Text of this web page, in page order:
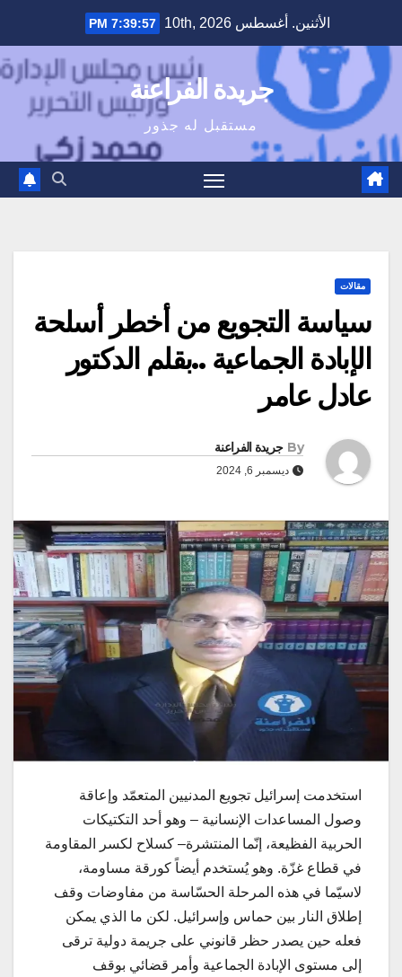
content
الأثنين. أغسطس 10th, 2026 7:39:58 PM
جريدة الفراعنة
مستقبل له جذور
مقالات
سياسة التجويع من أخطر أسلحة
الإبادة الجماعية ..بقلم الدكتور
عادل عامر
By جريدة الفراعنة
ديسمبر 6, 2024
استخدمت إسرائيل تجويع المدنيين المتعمّد وإعاقة
وصول المساعدات الإنسانية – وهو أحد التكتيكات
الحربية الفظيعة، إنّما المنتشرة– كسلاح لكسر المقاومة
في قطاع غزّة. وهو يُستخدم أيضاً كورقة مساومة،
لاسيّما في هذه المرحلة الحسّاسة من مفاوضات وقف
إطلاق النار بين حماس وإسرائيل. لكن ما الذي يمكن
فعله حين يصدر حظر قانوني على جريمة دولية ترقى
إلى مستوى الإبادة الجماعية وأمر قضائي بوقف